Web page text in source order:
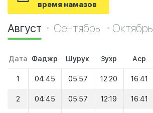
время намазов
Август Сентябрь Октябрь
Дата Фаджр Шурук Зухр Аср
1 04:45 05:57 12:20 16:41
2 04:45 05:57 12:19 16:41